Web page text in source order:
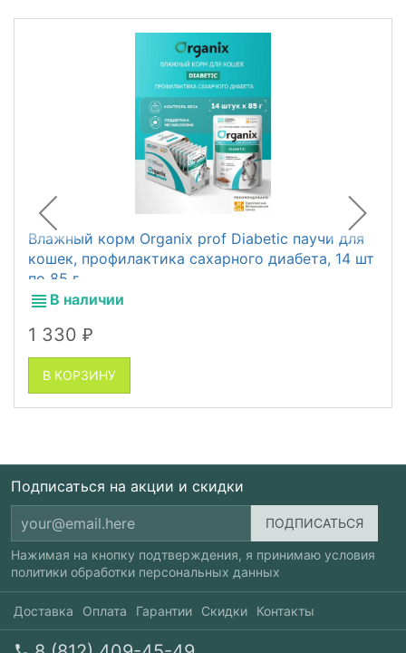
Влажный корм Organix prof Diabetic паучи для
кошек, профилактика сахарного диабета, 14 шт
по 85 г
В наличии
1 330 ₽
В КОРЗИНУ
Подписаться на акции и скидки
Нажимая на кнопку подтверждения, я принимаю условия
политики обработки персональных данных
Доставка Оплата Гарантии Скидки Контакты